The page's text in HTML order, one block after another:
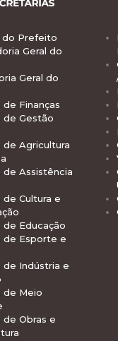
do Prefeito
Geral do
Geral do
de Finanças
de Gestão
de Agricultura
de Assistência
de Cultura e
de Educação
de Esporte e
de Indústria e
de Meio
de Obras e